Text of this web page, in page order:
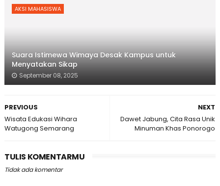
AKSI MAHASISWA
Suara Istimewa Wimaya Desak Kampus untuk
Menyatakan Sikap
September 08, 2025
NEXT
Dawet Jabung, Cita Rasa Unik
Minuman Khas Ponorogo
PREVIOUS
Wisata Edukasi Wihara
Watugong Semarang
TULIS KOMENTARMU
Tidak ada komentar